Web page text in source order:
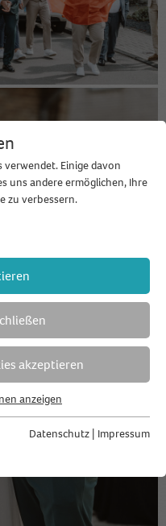
Einige davon
uns andere ermöglichen, Ihre
zu verbessern.
akzeptieren
Funktionen der
dass die Webseite
anzeigen
anzeigen
Datenschutz | Impressum